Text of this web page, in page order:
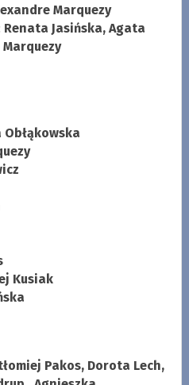
Marquezy
Renata Jasińska, Agata
Obłąkowska
Kusiak
Pakos, Dorota Lech,